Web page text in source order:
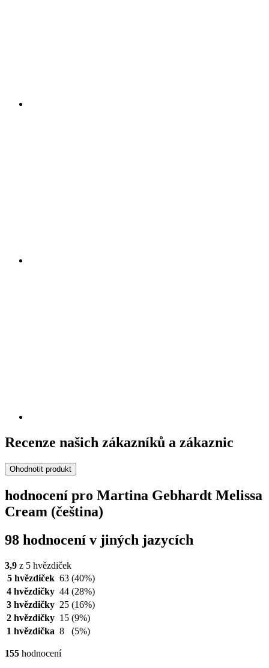
Recenze našich zákazníků a zákaznic
Ohodnotit produkt
hodnocení pro Martina Gebhardt Melissa
Cream (čeština)
98 hodnocení v jiných jazycích
3,9 z 5 hvězdiček
5 hvězdiček 63 (40%)
4 hvězdičky 44 (28%)
3 hvězdičky 25 (16%)
2 hvězdičky 15 (9%)
1 hvězdička 8 (5%)
155 hodnocení